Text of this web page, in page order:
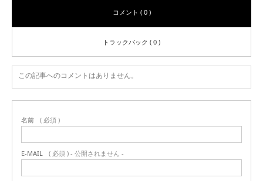
コメント ( 0 )
トラックバック ( 0 )
この記事へのコメントはありません。
名前 ( 必須 )
E-MAIL ( 必須 ) - 公開されません -